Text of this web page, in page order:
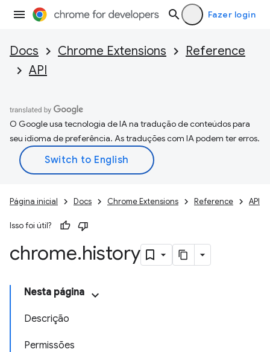
Fazer login
Docs Chrome Extensions
Reference
API
O Google usa tecnologia de IA na tradução de conteúdos para
seu idioma de preferência. As traduções com IA podem ter erros.
Página inicial Docs Chrome Extensions Reference API
Isso foi útil?
chrome.history
Nesta página
Descrição
Permissões